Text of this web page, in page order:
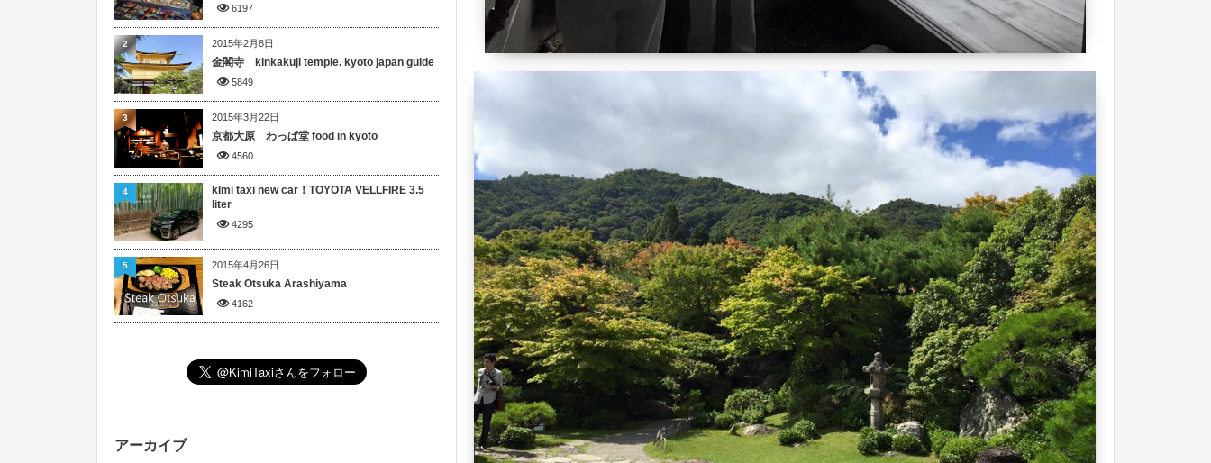
6197
2015年2月8日
金閣寺 kinkakuji temple. kyoto japan guide
5849
2
2015年3月22日
京都大原 わっぱ堂 food in kyoto
4560
3
kImi taxi new car！TOYOTA VELLFIRE 3.5
liter
4295
4
2015年4月26日
Steak Otsuka Arashiyama
4162
5
アーカイブ